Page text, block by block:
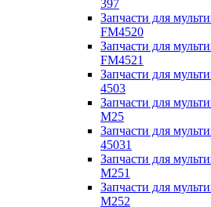
397
Запчасти для
FM4520
Запчасти для
FM4521
Запчасти для
4503
Запчасти для
M25
Запчасти для
45031
Запчасти для
M251
Запчасти для
M252